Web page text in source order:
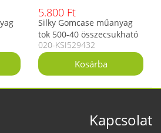
5.800 Ft
Silky Gomcase műanyag
tok 500-40 összecsukható
fűrészekhez 24 cm
020-KSI529432
Kapcsolat